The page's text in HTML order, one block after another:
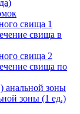
свища 1
свища в
свища 2
свища по
анальной зоны
зоны (1 ед.)